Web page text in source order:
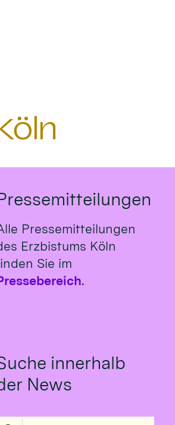
Pressemitteilungen
Erzbistums Köln
Sie im
.
innerhalb
News